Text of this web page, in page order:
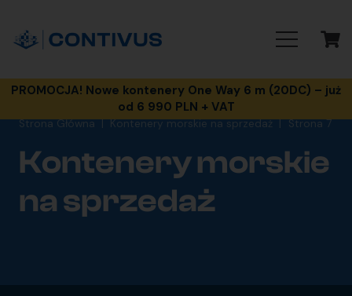
PROMOCJA! Nowe kontenery One Way 6 m (20DC) – już
od 6 990 PLN + VAT
Strona Główna | Kontenery morskie na sprzedaż | Strona 7
Kontenery morskie
na sprzedaż